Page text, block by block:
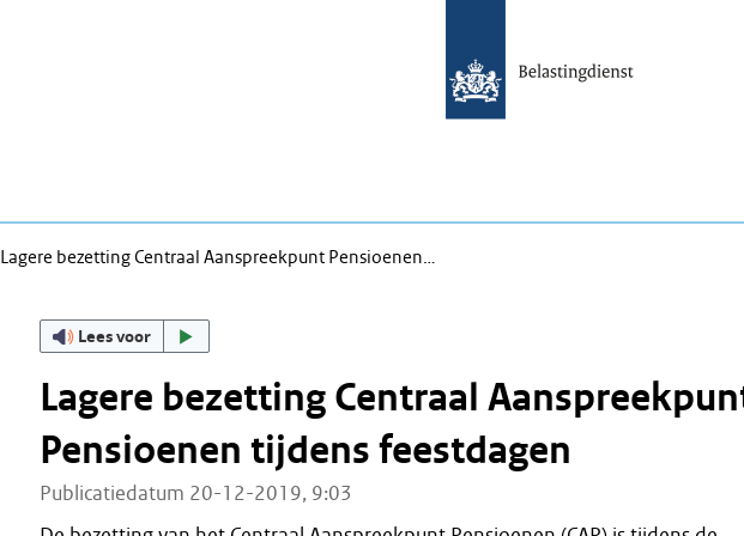
Lagere bezetting Centraal Aanspreekpunt Pensioenen…
Lees voor
Lagere bezetting Centraal
Pensioenen tijdens feestdagen
Publicatiedatum 20-12-2019, 9:03